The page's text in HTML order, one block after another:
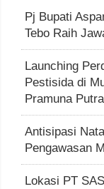
Pj Bupati
Tebo Raih
Launching
Pestisida di
Pramuna Putra
Antisipasi
Pengawasan
Lokasi PT